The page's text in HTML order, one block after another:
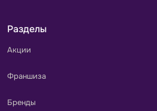
Разделы
Акции
Франшиза
Бренды